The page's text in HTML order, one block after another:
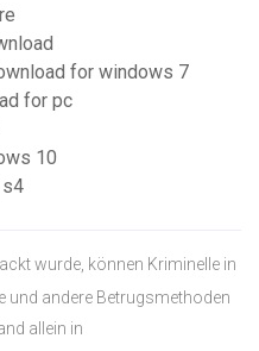
for windows 7
for pc
10
s4
wurde, können Kriminelle in
und andere Betrugsmethoden
allein in